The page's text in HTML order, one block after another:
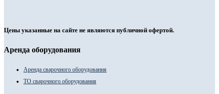
Цены указанные на сайте не являются публичной офертой.
Аренда оборудования
Аренда сварочного оборудования
ТО сварочного оборудования